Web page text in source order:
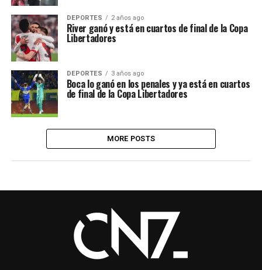
DEPORTES 2 años ago
River ganó y está en cuartos de final de la Copa
Libertadores
DEPORTES 3 años ago
Boca lo ganó en los penales y ya está en cuartos
de final de la Copa Libertadores
MORE POSTS